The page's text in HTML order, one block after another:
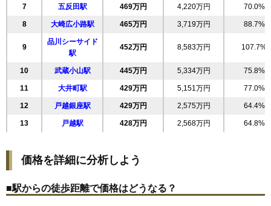
交通
五反田駅（7分）、高輪台駅（7分）、白金台駅（9
分）
17,460万円～17,860万円
(223.8万円/㎡~229.0万円/㎡)
マンションナビで
無料一括査定をする
アクサスレジデンス目黒東
交通 五反田駅（8分）、目黒駅（10分）
相場 5,170万円～5,570万円
25 八潮 236万円 5,189万円 93.9%
7 五反田駅 469万円 4,220万円 70.0%
8 大崎広小路駅 465万円 3,719万円 88.7%
9
品川シーサイド
駅
452万円 8,583万円 107.7%
10 武蔵小山駅 445万円 5,334万円 75.8%
11 大井町駅 429万円 5,151万円 77.0%
12 戸越銀座駅 429万円 2,575万円 64.4%
13 戸越駅 428万円 2,568万円 64.8%
15 戸越公園駅 422万円
17 下神明駅 417万円 2,503万円 57.5%
価格を詳細に分析しよう
■駅からの徒歩距離で価格はどうなる？